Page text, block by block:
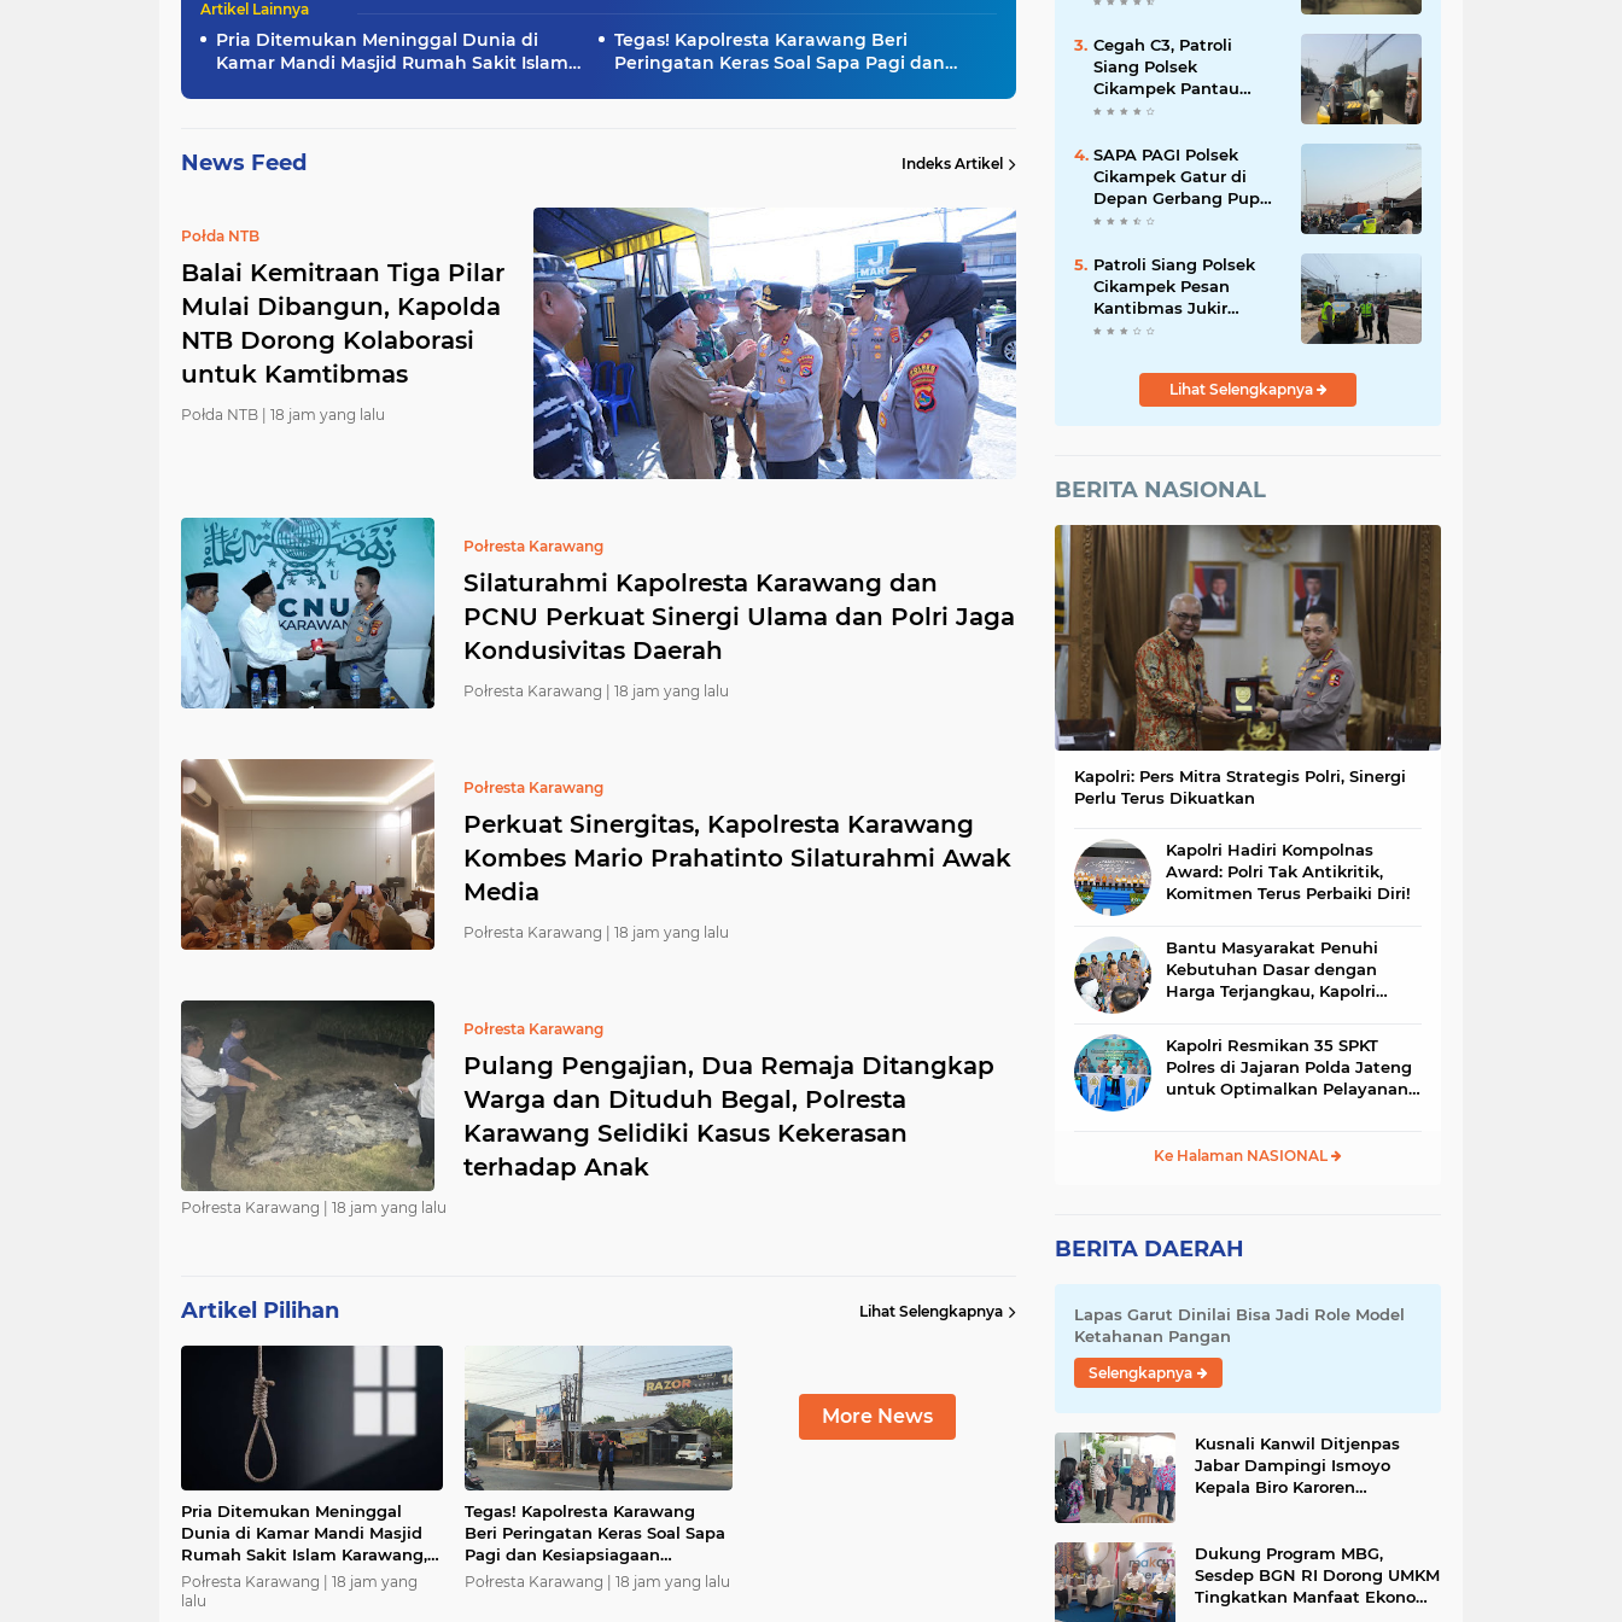
Pria Ditemukan Meninggal Dunia di
Kamar Mandi Masjid Rumah Sakit Islam
Tegas! Kapolresta Karawang Beri
Peringatan Keras Soal Sapa Pagi dan
News Feed Indeks Artikel
Połda NTB
Balai Kemitraan Tiga Pilar
Mulai Dibangun, Kapolda
NTB Dorong Kolaborasi
untuk Kamtibmas
Połda NTB | 18 jam yang lalu
Połresta Karawang
Silaturahmi Kapolresta Karawang dan
PCNU Perkuat Sinergi Ulama dan Polri Jaga
Kondusivitas Daerah
Połresta Karawang | 18 jam yang lalu
Połresta Karawang
Perkuat Sinergitas, Kapolresta Karawang
Kombes Mario Prahatinto Silaturahmi Awak
Media
Połresta Karawang | 18 jam yang lalu
Połresta Karawang
Pulang Pengajian, Dua Remaja Ditangkap
Warga dan Dituduh Begal, Polresta
Karawang Selidiki Kasus Kekerasan
terhadap Anak
Połresta Karawang | 18 jam yang lalu
Artikel Pilihan Lihat Selengkapnya
Pria Ditemukan Meninggal
Dunia di Kamar Mandi Masjid
Rumah Sakit Islam Karawang,
Polisi Lakukan Olah TKP
Połresta Karawang |
18 jam yang
lalu
Tegas! Kapolresta Karawang
Beri Peringatan Keras Soal Sapa
Pagi dan Kesiapsiagaan
Personel
Połresta Karawang | 18 jam yang lalu
More News
Dilakukan Satres PPA
dan PPO
Cegah C3, Patroli
Siang Polsek
Cikampek Pantau
Sekitaran Pasar
SAPA PAGI Polsek
Cikampek Gatur di
Depan Gerbang Pupuk
Kujang Wujudkan
Patroli Siang Polsek
Cikampek Pesan
Kantibmas Jukir
Waspada Curanmor
Lihat Selengkapnya
BERITA NASIONAL
Kapolri: Pers Mitra Strategis Polri, Sinergi
Perlu Terus Dikuatkan
Kapolri Hadiri Kompolnas
Award: Polri Tak Antikritik,
Komitmen Terus Perbaiki Diri!
Bantu Masyarakat Penuhi
Kebutuhan Dasar dengan
Harga Terjangkau, Kapolri
Kapolri Resmikan 35 SPKT
Polres di Jajaran Polda Jateng
untuk Optimalkan Pelayanan
Ke Halaman NASIONAL
BERITA DAERAH
Lapas Garut Dinilai Bisa Jadi Role Model
Ketahanan Pangan
Selengkapnya
Kusnali Kanwil Ditjenpas
Jabar Dampingi Ismoyo
Kepala Biro Karoren
Dukung Program MBG,
Sesdep BGN RI Dorong UMKM
Tingkatkan Manfaat Ekonomi